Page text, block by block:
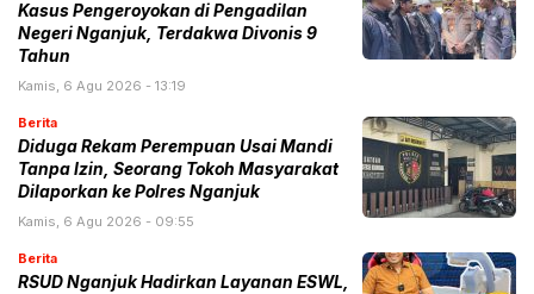
Kasus Pengeroyokan di Pengadilan
Negeri Nganjuk, Terdakwa Divonis 9
Tahun
Kamis, 6 Agu 2026 - 13:19
Berita
Diduga Rekam Perempuan Usai Mandi
Tanpa Izin, Seorang Tokoh Masyarakat
Dilaporkan ke Polres Nganjuk
Kamis, 6 Agu 2026 - 09:55
Berita
RSUD Nganjuk Hadirkan Layanan ESWL,